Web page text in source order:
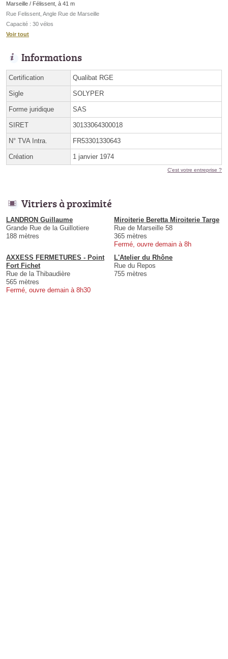
Marseille / Félissent, à 41 m
Rue Felissent, Angle Rue de Marseille
Capacité : 30 vélos
Voir tout
Informations
Certification Qualibat RGE
Sigle SOLYPER
Forme juridique SAS
SIRET 30133064300018
N° TVA Intra. FR53301330643
Création 1 janvier 1974
C'est votre entreprise ?
Vitriers à proximité
LANDRON Guillaume
Grande Rue de la Guillotiere
188 mètres
Miroiterie Beretta Miroiterie Targe
Rue de Marseille 58
365 mètres
Fermé, ouvre demain à 8h
AXXESS FERMETURES - Point
Fort Fichet
Rue de la Thibaudière
565 mètres
Fermé, ouvre demain à 8h30
L'Atelier du Rhône
Rue du Repos
755 mètres